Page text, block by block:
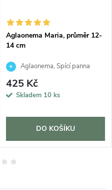
Aglaonema Maria, průměr 12-
14 cm
Aglaonema, Spící panna
425 Kč
Skladem 10 ks
DO KOŠÍKU